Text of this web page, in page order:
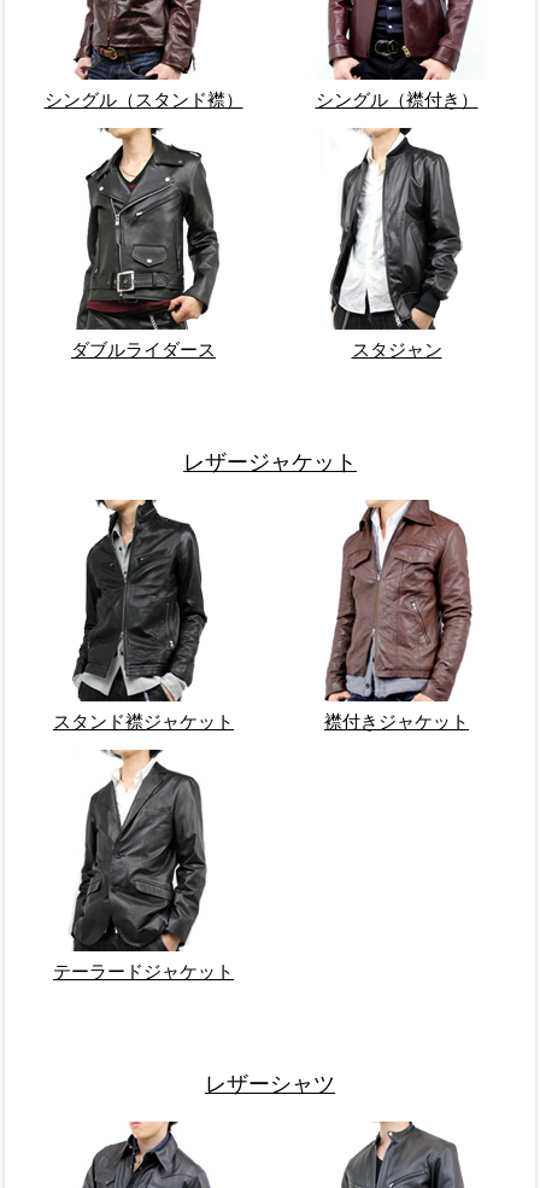
シングル（スタンド襟） シングル（襟付き）
ダブルライダース スタジャン
レザージャケット
スタンド襟ジャケット 襟付きジャケット
テーラードジャケット
レザーシャツ